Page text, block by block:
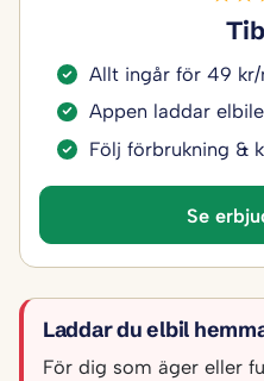
Allt ingår för 49
Appen laddar
Följ förbrukning &
Se
Laddar du elbil
För dig som äger eller